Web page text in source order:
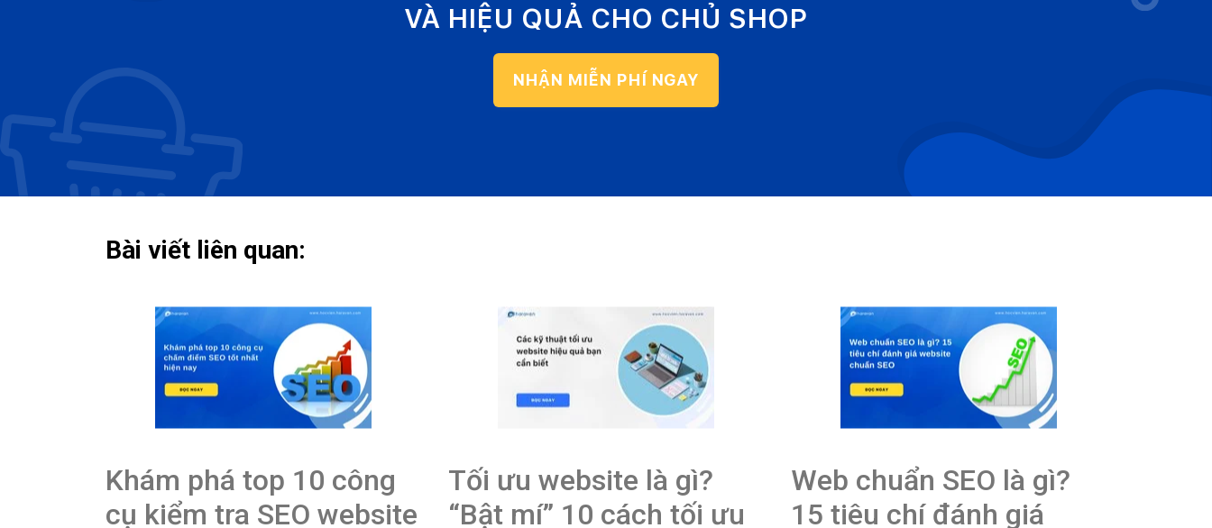
VÀ HIỆU QUẢ CHO CHỦ SHOP
NHẬN MIỄN PHÍ NGAY
Bài viết liên quan:
Khám phá top 10 công
cụ kiểm tra SEO website
Tối ưu website là gì?
“Bật mí” 10 cách tối ưu
Web chuẩn SEO là gì?
15 tiêu chí đánh giá